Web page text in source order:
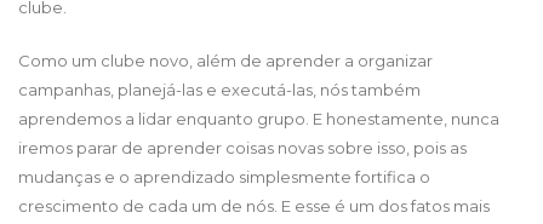
clube.
Como um clube novo, além de aprender a organizar
campanhas, planejá-las e executá-las, nós também
aprendemos a lidar enquanto grupo. E honestamente, nunca
iremos parar de aprender coisas novas sobre isso, pois as
mudanças e o aprendizado simplesmente fortifica o
crescimento de cada um de nós. E esse é um dos fatos mais